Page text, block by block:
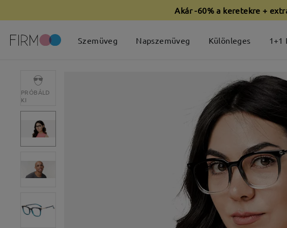
Akár -60% a keretekre +
Szemüveg Napszemüveg Különleges 1+1
PRÓBÁLD
KI